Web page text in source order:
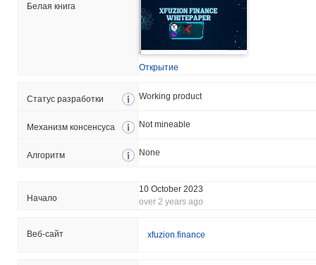
Белая книга
Открытие
Статус разработки Working product
Механизм консенсуса Not mineable
Aлгоритм None
Началo
10 October 2023
over 2 years ago
Веб-сайт xfuzion.finance